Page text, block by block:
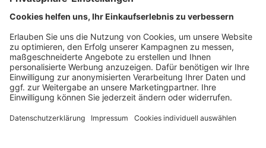
Vertrag widerrufen
Druckerzubehoer.de – preiswerte Qualität für Ihr Office
Sie sind auf der Suche nach dem passenden Druckerzubehör
oder Zubehör für das Büro, den Computer oder Ihr
Smartphone? Dann sind Sie bei Druckerzubehoer.de genau
richtig! Unser breites Sortiment bietet unter anderem Tinte
und Toner für alle gängigen Druckermodelle – großer sowie
kleiner Hersteller. Zugleich sind wir Ihr Online Fachhandel für
einrichten, die Werkstatt ausstatten oder den Alltag mit